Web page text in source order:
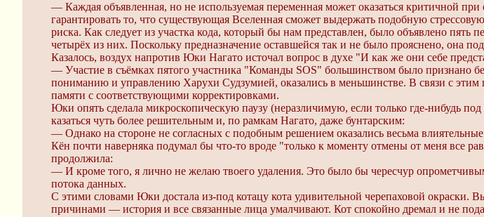
— Каждая объявленная, но не используемая переменная может оказаться критичной
гарантировать то, что существующая Вселенная сможет выдержать подобную
риска. Как следует из участка кода, который бы нам представлен, было объявлено пять
четырёх из них. Поскольку предназначение оставшейся так и не было прояснено, она
Казалось, воздух напротив Юки Нагато источал вопрос в духе "И как же они себе
— Участие в съёмках пятого участника "Команды SOS" большинством было признано
пониманию и управлению Харухи Судзумией, оказались в меньшинстве. В связи с
памяти с соответствующими корректировками.
Юки опять сделала микроскопическую паузу (неразличимую, если только где-нибудь
казаться чуть более решительным и, по рамкам Нагато, даже бунтарским:
— Однако на стороне не согласных с подобным решением оказались весьма
Кён почти наверняка подумал бы что-то вроде "только к моменту отмены от меня все
продолжила:
— И кроме того, я лично не желаю твоего удаления. Это было бы чересчур
потока данных.
С этими словами Юки достала из-под котацу кота удивительной черепаховой
причинами — история и все связанные лица умалчивают. Кот спокойно дремал и не